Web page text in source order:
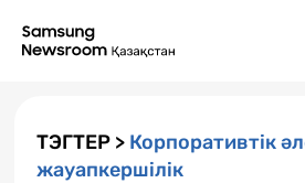
ТЭГТЕР > Корпоративтік
жауапкершілік